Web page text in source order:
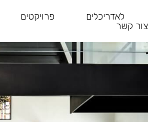
לאדריכלים פרויקטים
צור קשר